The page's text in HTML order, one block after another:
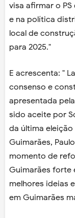
visa afirmar o
e na política
local de
para 2025."
E acrescenta: "
consenso e
apresentada
sido aceite por
da última
Guimarães,
momento de
Guimarães forte
melhores ideias
em Guimarães